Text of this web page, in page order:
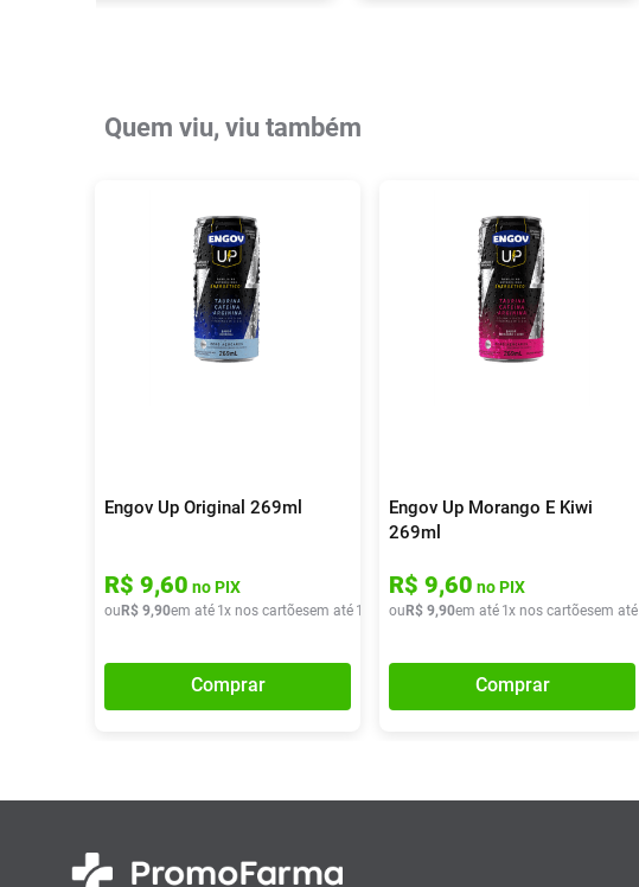
Quem viu, viu também
Engov Up Original 269ml
R$ 9,60 no PIX
ou R$ 9,90em até 1x nos cartõesem até 1 R$ 9, 90
Comprar
Engov Up Morango E Kiwi
269ml
R$ 9,60 no PIX
ou R$ 9,90em até 1x nos cartõesem até
Comprar